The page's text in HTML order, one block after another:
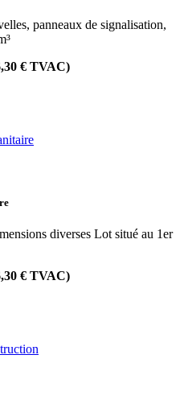
panneaux de signalisation,
€ TVAC)
diverses Lot situé au 1er
€ TVAC)